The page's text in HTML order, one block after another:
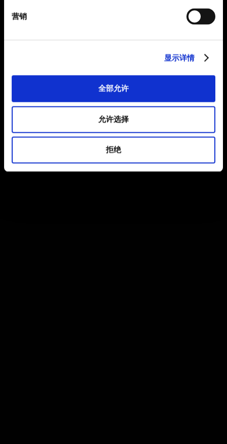
营销
显示详情
全部允许
允许选择
拒绝